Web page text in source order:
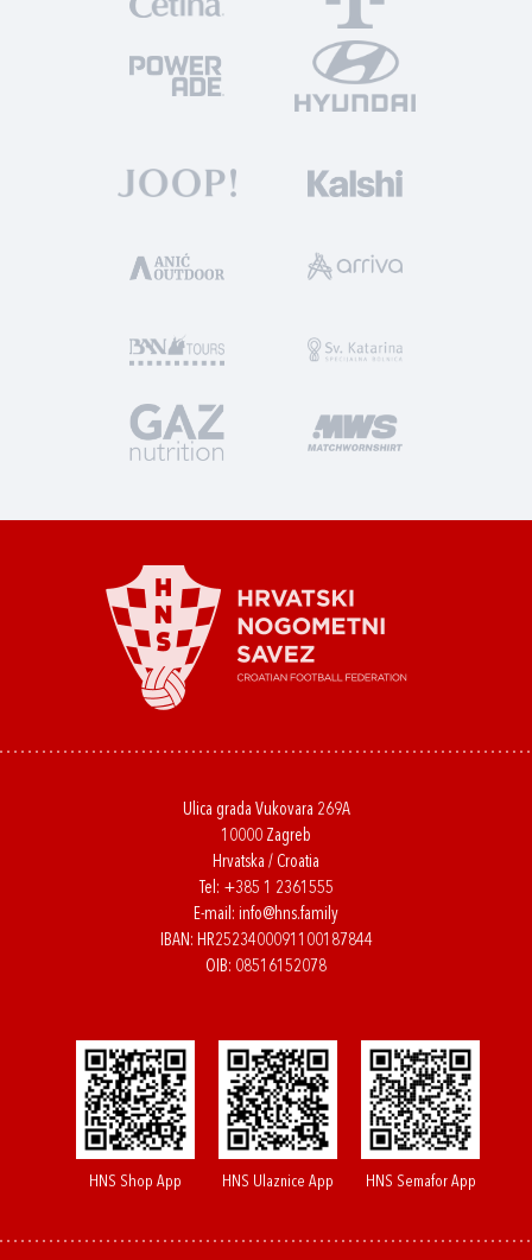
Ulica grada Vukovara 269A
10000 Zagreb
Hrvatska / Croatia
Tel: +385 1 2361555
E-mail: info@hns.family
IBAN: HR2523400091100187844
OIB: 08516152078
HNS Shop App HNS Ulaznice App HNS Semafor App